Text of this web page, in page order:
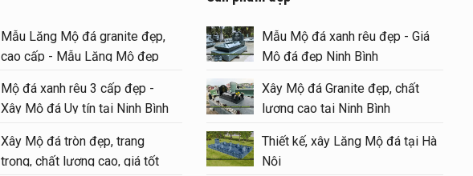
Mẫu Lăng Mộ đá granite đẹp,
cao cấp - Mẫu Lăng Mộ đẹp
Mộ đá xanh rêu 3 cấp đẹp -
Xây Mộ đá Uy tín tại Ninh Bình
Xây Mộ đá tròn đẹp, trang
trọng, chất lượng cao, giá tốt
Mẫu Mộ đá xanh rêu đẹp - Giá
Mộ đá đẹp Ninh Bình
Xây Mộ đá Granite đẹp, chất
lượng cao tại Ninh Bình
Thiết kế, xây Lăng Mộ đá tại Hà
Nội